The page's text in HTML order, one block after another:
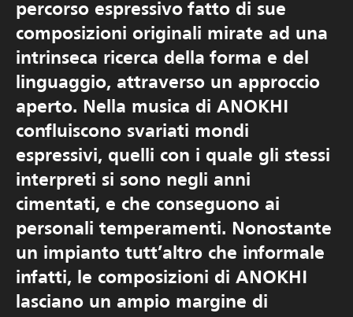
percorso espressivo fatto di sue
composizioni originali mirate ad una
intrinseca ricerca della forma e del
linguaggio, attraverso un approccio
aperto. Nella musica di ANOKHI
confluiscono svariati mondi
espressivi, quelli con i quale gli stessi
interpreti si sono negli anni
cimentati, e che conseguono ai
personali temperamenti. Nonostante
un impianto tutt’altro che informale
infatti, le composizioni di ANOKHI
lasciano un ampio margine di